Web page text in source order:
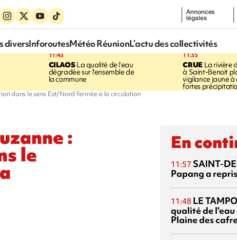
Annonces
légales
diversInforoutesMétéo RéunionL’actu des collectivités
11:43
CILAOSLa qualité de l’eau
dégradée sur l’ensemble de
la commune
11:35
CRUELa rivière
à Saint-Benoit
vigilance jaune à
fortes
dans le sens Est/Nord fermée à la circulation
:
le
En
11:57 SAINT-
Papang a
11:48 LE
qualité de
Plaine des